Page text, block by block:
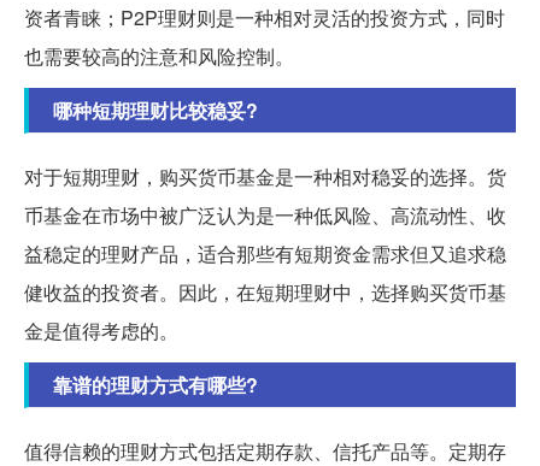
资者青睐；P2P理财则是一种相对灵活的投资方式，同时
也需要较高的注意和风险控制。
哪种短期理财比较稳妥?
对于短期理财，购买货币基金是一种相对稳妥的选择。货
币基金在市场中被广泛认为是一种低风险、高流动性、收
益稳定的理财产品，适合那些有短期资金需求但又追求稳
健收益的投资者。因此，在短期理财中，选择购买货币基
金是值得考虑的。
靠谱的理财方式有哪些?
值得信赖的理财方式包括定期存款、信托产品等。定期存